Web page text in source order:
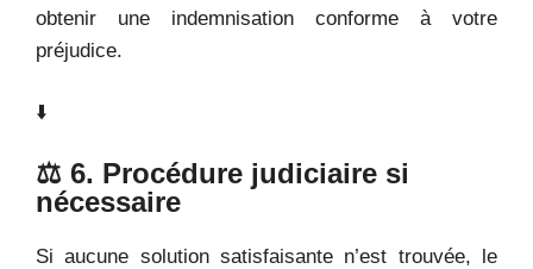
obtenir une indemnisation conforme à votre
préjudice.
⬇️
⚖️ 6. Procédure judiciaire si
nécessaire
Si aucune solution satisfaisante n’est trouvée, le